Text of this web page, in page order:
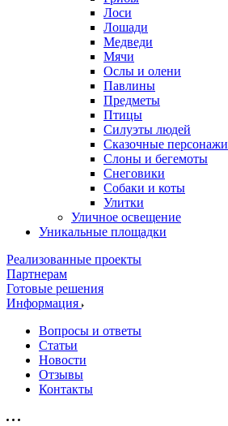
Лоси
Лошади
Медведи
Мячи
Ослы и олени
Павлины
Предметы
Птицы
Силуэты людей
Сказочные персонажи
Слоны и бегемоты
Снеговики
Собаки и коты
Улитки
Уличное освещение
Уникальные площадки
Реализованные проекты
Партнерам
Готовые решения
Информация
Вопросы и ответы
Статьи
Новости
Отзывы
Контакты